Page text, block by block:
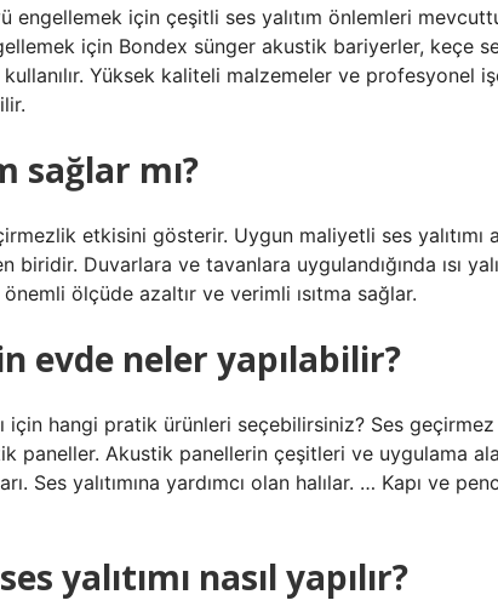
engellemek için çeşitli ses yalıtım önlemleri
için Bondex sünger akustik bariyerler, keçe
Yüksek kaliteli malzemeler ve profesyonel
sağlar mı?
etkisini gösterir. Uygun maliyetli ses yalıtımı
Duvarlara ve tavanlara uygulandığında ısı
önemli ölçüde azaltır ve verimli ısıtma sağlar.
evde neler yapılabilir?
için hangi pratik ürünleri seçebilirsiniz? Ses
paneller. Akustik panellerin çeşitleri ve uygulama
Ses yalıtımına yardımcı olan halılar. … Kapı ve
yalıtımı nasıl yapılır?